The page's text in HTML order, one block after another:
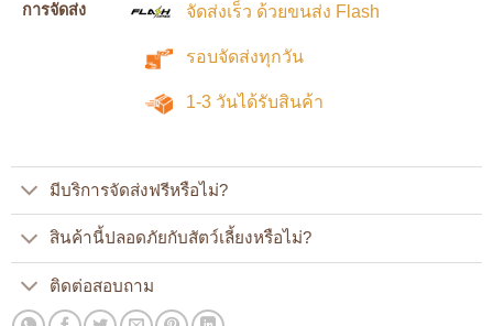
การจัดส่ง จัดส่งเร็ว ด้วยขนส่ง Flash
รอบจัดส่งทุกวัน
1-3 วันได้รับสินค้า
มีบริการจัดส่งฟรีหรือไม่?
สินค้านี้ปลอดภัยกับสัตว์เลี้ยงหรือไม่?
ติดต่อสอบถาม